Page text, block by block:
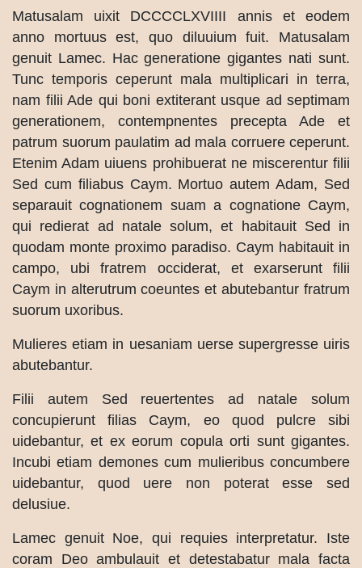
Matusalam uixit DCCCCLXVIIII annis et eodem
anno mortuus est, quo diluuium fuit. Matusalam
genuit Lamec. Hac generatione gigantes nati sunt.
Tunc temporis ceperunt mala multiplicari in terra,
nam filii Ade qui boni extiterant usque ad septimam
generationem, contempnentes precepta Ade et
patrum suorum paulatim ad mala corruere ceperunt.
Etenim Adam uiuens prohibuerat ne miscerentur filii
Sed cum filiabus Caym. Mortuo autem Adam, Sed
separauit cognationem suam a cognatione Caym,
qui redierat ad natale solum, et habitauit Sed in
quodam monte proximo paradiso. Caym habitauit in
campo, ubi fratrem occiderat, et exarserunt filii
Caym in alterutrum coeuntes et abutebantur fratrum
suorum uxoribus.
Mulieres etiam in uesaniam uerse supergresse uiris
abutebantur.
Filii autem Sed reuertentes ad natale solum
concupierunt filias Caym, eo quod pulcre sibi
uidebantur, et ex eorum copula orti sunt gigantes.
Incubi etiam demones cum mulieribus concumbere
uidebantur, quod uere non poterat esse sed
delusiue.
Lamec genuit Noe, qui requies interpretatur. Iste
coram Deo ambulauit et detestabatur mala facta